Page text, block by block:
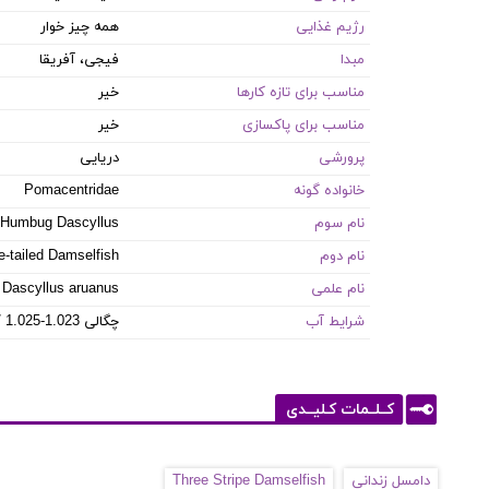
رژیم غذایی
همه چیز خوار
مبدا
فیجی، آفریقا
مناسب برای تازه کارها
خیر
مناسب برای پاکسازی
خیر
پرورشی
دریایی
خانواده گونه
Pomacentridae
نام سوم
Humbug Dascyllus
نام دوم
tailed Damselfish
نام علمی
Dascyllus aruanus
شرایط آب
8.1-8.4 PH / 8-12 dKH / 22-26 °C / چگالی 1.023-1.025
کــلــمات کـلیــدی
دامسل زندانی Three Stripe Damselfish